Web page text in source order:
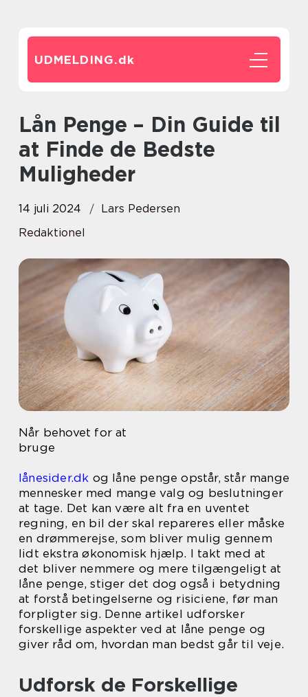
UDMELDING.dk
Lån Penge – Din Guide til
at Finde de Bedste
Muligheder
14 juli 2024
Lars Pedersen
Redaktionel
Når behovet for at
bruge
lånesider.dk og låne penge opstår, står mange
mennesker med mange valg og beslutninger
at tage. Det kan være alt fra en uventet
regning, en bil der skal repareres eller måske
en drømmerejse, som bliver mulig gennem
lidt ekstra økonomisk hjælp. I takt med at
det bliver nemmere og mere tilgængeligt at
låne penge, stiger det dog også i betydning
at forstå betingelserne og risiciene, før man
forpligter sig. Denne artikel udforsker
forskellige aspekter ved at låne penge og
giver råd om, hvordan man bedst går til veje.
Udforsk de Forskellige